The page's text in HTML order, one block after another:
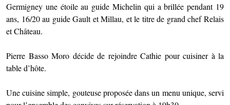
Germigney une étoile au guide Michelin qui a brillée pendant 19
ans, 16/20 au guide Gault et Millau, et le titre de grand chef Relais
et Château.
Pierre Basso Moro décide de rejoindre Cathie pour cuisiner à la
table d’hôte.
Une cuisine simple, gouteuse proposée dans un menu unique, servi